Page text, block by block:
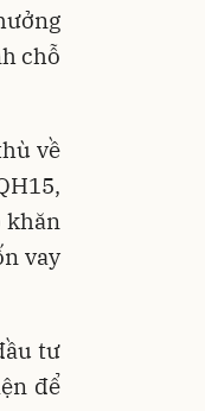
chỗ
về
khăn
vay
tư
để